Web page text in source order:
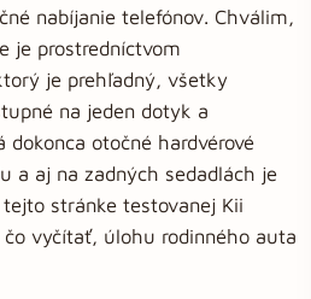
nabíjanie telefónov. Chválim,
je prostredníctvom
je prehľadný, všetky
na jeden dotyk a
otočné hardvérové
a aj na zadných sedadlách je
stránke testovanej Kii
vyčítať, úlohu rodinného auta